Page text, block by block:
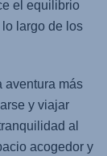
el equilibrio
largo de los
aventura más
y viajar
al
acogedor y